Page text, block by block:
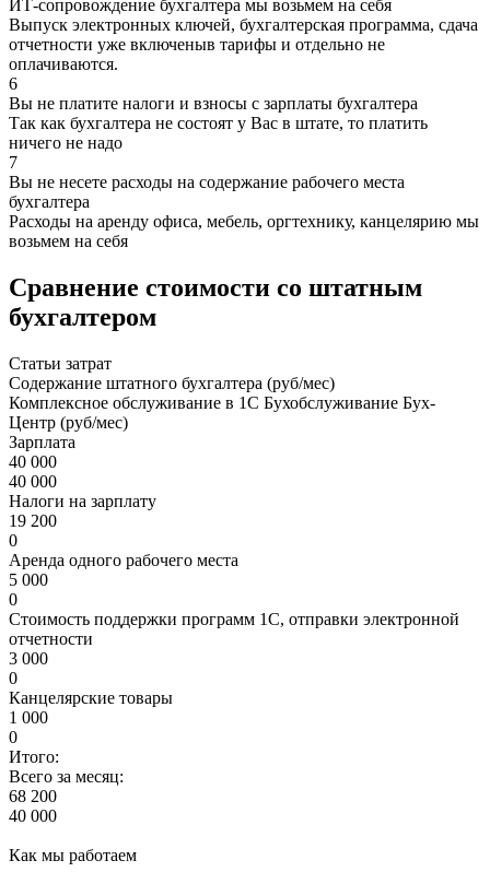
ИТ-сопровождение бухгалтера мы возьмем на себя
Выпуск электронных ключей, бухгалтерская программа, сдача
отчетности уже включеныв тарифы и отдельно не
оплачиваются.
6
Вы не платите налоги и взносы с зарплаты бухгалтера
Так как бухгалтера не состоят у Вас в штате, то платить
ничего не надо
7
Вы не несете расходы на содержание рабочего места
бухгалтера
Расходы на аренду офиса, мебель, оргтехнику, канцелярию мы
возьмем на себя
Сравнение стоимости со штатным
бухгалтером
Статьи затрат
Содержание штатного бухгалтера (руб/мес)
Комплексное обслуживание в 1С Бухобслуживание Бух-
Центр (руб/мес)
Зарплата
40 000
40 000
Налоги на зарплату
19 200
0
Аренда одного рабочего места
5 000
0
Стоимость поддержки программ 1С, отправки электронной
отчетности
3 000
0
Канцелярские товары
1 000
0
Итого:
Всего за месяц:
68 200
40 000
Как мы работаем